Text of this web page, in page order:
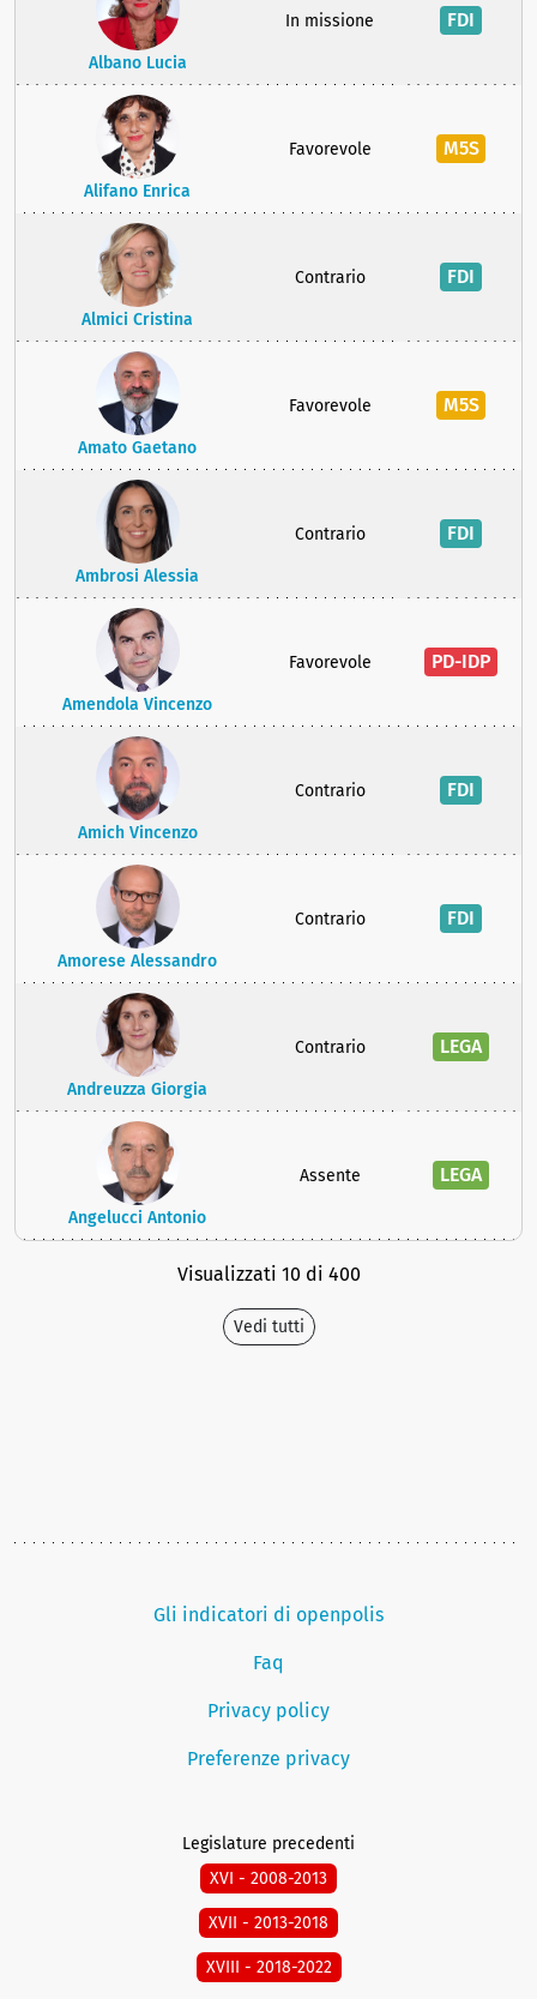
Albano Lucia
In missione FDI
Alifano Enrica
Favorevole M5S
Almici Cristina
Contrario FDI
Amato Gaetano
Favorevole M5S
Ambrosi Alessia
Contrario FDI
Amendola Vincenzo
Favorevole PD-IDP
Amich Vincenzo
Contrario FDI
Amorese Alessandro
Contrario FDI
Andreuzza Giorgia
Contrario LEGA
Angelucci Antonio
Assente LEGA
Visualizzati 10 di 400
Vedi tutti
Gli indicatori di openpolis
Faq
Privacy policy
Preferenze privacy
Legislature precedenti
XVI - 2008-2013
XVII - 2013-2018
XVIII - 2018-2022